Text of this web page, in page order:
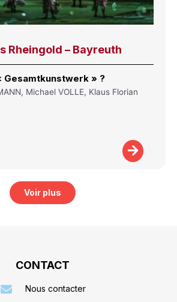
Rheingold – Bayreuth
Gesamtkunstwerk » ?
Michael VOLLE, Klaus Florian
Voir plus
CONTACT
Nous contacter